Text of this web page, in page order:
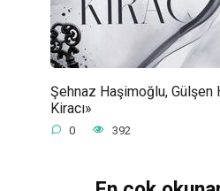
Şehnaz Haşimoğlu, Gülşen
Kiracı»
0 392